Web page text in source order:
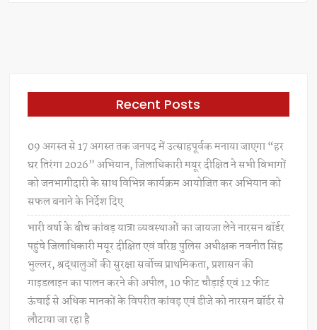
Recent Posts
09 अगस्त से 17 अगस्त तक जनपद में उत्साहपूर्वक मनाया जाएगा “हर
घर तिरंगा 2026” अभियान, जिलाधिकारी मयूर दीक्षित ने सभी विभागों
को जनभागीदारी के साथ विभिन्न कार्यक्रम आयोजित कर अभियान को
सफल बनाने के निर्देश दिए
भारी वर्षा के बीच कांवड़ यात्रा व्यवस्थाओं का जायजा लेने नारसन बॉर्डर
पहुंचे जिलाधिकारी मयूर दीक्षित एवं वरिष्ठ पुलिस अधीक्षक नवनीत सिंह
भुल्लर, श्रद्धालुओं की सुरक्षा सर्वोच्च प्राथमिकता, प्रशासन की
गाइडलाइन का पालन करने की अपील, 10 फीट चौड़ाई एवं 12 फीट
ऊंचाई से अधिक मानकों के विपरीत कांवड़ एवं डीजे को नारसन बॉर्डर से
लौटाया जा रहा है